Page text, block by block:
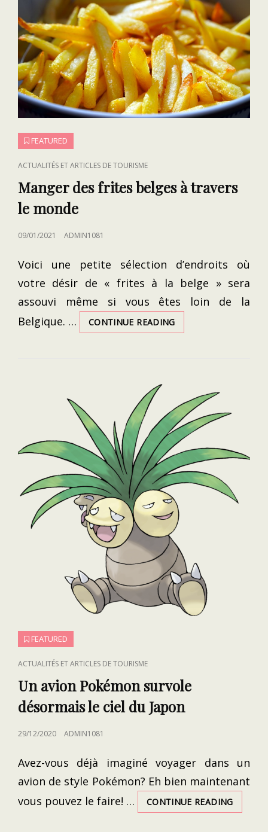
FEATURED
CAT
LINKS
ACTUALITÉS ET ARTICLES DE TOURISME
Manger des frites belges à travers
le monde
POSTED
09/01/2021 ADMIN1081
Voici une petite sélection d’endroits où
votre désir de « frites à la belge » sera
assouvi même si vous êtes loin de la
Belgique. …
CONTINUE READINGMANGER
DES
MONDE
FEATURED
CAT
LINKS
ACTUALITÉS ET ARTICLES DE TOURISME
Un avion Pokémon survole
désormais le ciel du Japon
POSTED
29/12/2020 ADMIN1081
Avez-vous déjà imaginé voyager dans un
avion de style Pokémon? Eh bien maintenant
vous pouvez le faire! …
CONTINUE READINGUN
AVION